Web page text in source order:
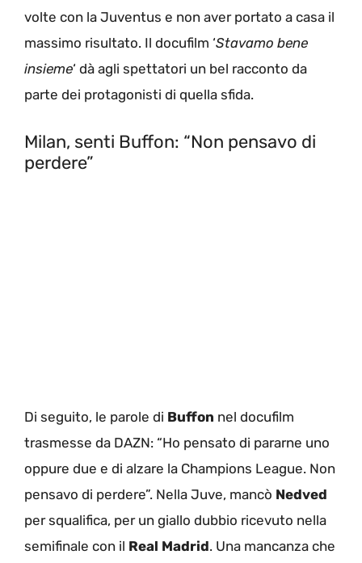
volte con la Juventus e non aver portato a casa il
massimo risultato. Il docufilm ‘Stavamo bene
insieme‘ dà agli spettatori un bel racconto da
parte dei protagonisti di quella sfida.
Milan, senti Buffon: “Non pensavo di
perdere”
Di seguito, le parole di Buffon nel docufilm
trasmesse da DAZN: “Ho pensato di pararne uno
oppure due e di alzare la Champions League. Non
pensavo di perdere”. Nella Juve, mancò Nedved
per squalifica, per un giallo dubbio ricevuto nella
semifinale con il Real Madrid. Una mancanza che